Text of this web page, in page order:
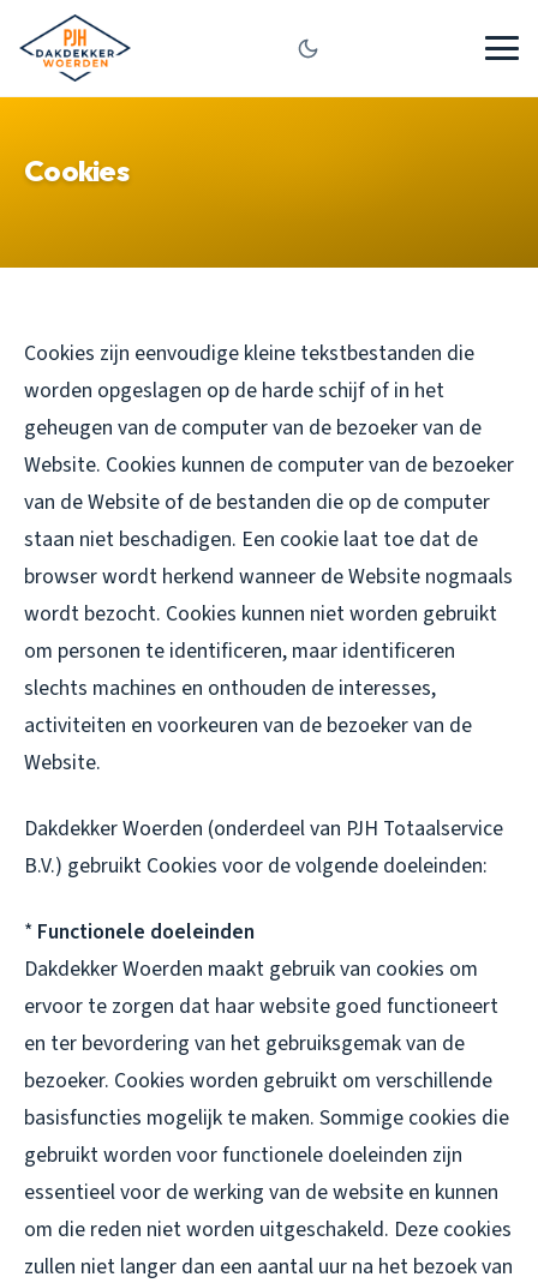
Cookies
Cookies zijn eenvoudige kleine tekstbestanden die
worden opgeslagen op de harde schijf of in het
geheugen van de computer van de bezoeker van de
Website. Cookies kunnen de computer van de bezoeker
van de Website of de bestanden die op de computer
staan niet beschadigen. Een cookie laat toe dat de
browser wordt herkend wanneer de Website nogmaals
wordt bezocht. Cookies kunnen niet worden gebruikt
om personen te identificeren, maar identificeren
slechts machines en onthouden de interesses,
activiteiten en voorkeuren van de bezoeker van de
Website.
Dakdekker Woerden (onderdeel van PJH Totaalservice
B.V.) gebruikt Cookies voor de volgende doeleinden:
* Functionele doeleinden
Dakdekker Woerden maakt gebruik van cookies om
ervoor te zorgen dat haar website goed functioneert
en ter bevordering van het gebruiksgemak van de
bezoeker. Cookies worden gebruikt om verschillende
basisfuncties mogelijk te maken. Sommige cookies die
gebruikt worden voor functionele doeleinden zijn
essentieel voor de werking van de website en kunnen
om die reden niet worden uitgeschakeld. Deze cookies
zullen niet langer dan een aantal uur na het bezoek van